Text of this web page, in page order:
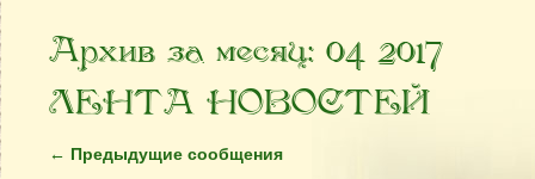
Архив за месяц: 04 2017
ЛЕНТА НОВОСТЕЙ
← Предыдущие сообщения